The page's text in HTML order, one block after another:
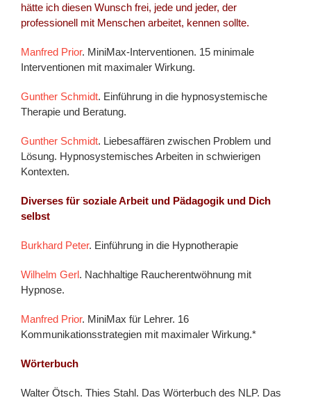
hätte ich diesen Wunsch frei, jede und jeder, der
professionell mit Menschen arbeitet, kennen sollte.
Manfred Prior. MiniMax-Interventionen. 15 minimale
Interventionen mit maximaler Wirkung.
Gunther Schmidt. Einführung in die hypnosystemische
Therapie und Beratung.
Gunther Schmidt. Liebesaffären zwischen Problem und
Lösung. Hypnosystemisches Arbeiten in schwierigen
Kontexten.
Diverses für soziale Arbeit und Pädagogik und Dich
selbst
Burkhard Peter. Einführung in die Hypnotherapie
Wilhelm Gerl. Nachhaltige Raucherentwöhnung mit
Hypnose.
Manfred Prior. MiniMax für Lehrer. 16
Kommunikationsstrategien mit maximaler Wirkung.*
Wörterbuch
Walter Ötsch. Thies Stahl. Das Wörterbuch des NLP. Das